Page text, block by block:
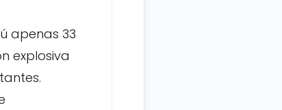
apenas 33
explosiva